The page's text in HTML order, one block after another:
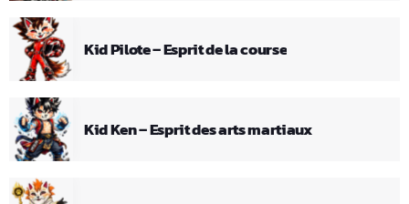
Kid Pilote – Esprit de la course
Kid Ken – Esprit des arts martiaux